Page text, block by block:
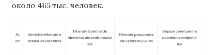
около 465 тыс. человек.